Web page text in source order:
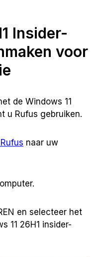
Insider-
voor
de Windows 11
u Rufus gebruiken.
naar uw
en selecteer het
11 26H1 insider-